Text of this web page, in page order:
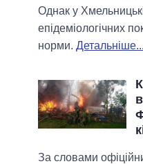
Однак у
епідеміологічних
норми. Детальніше...
За словами